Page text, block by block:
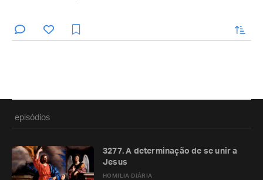
enviar
episódios
HOMILIA DIÁRIA
3277. A determinação de se unir a
Jesus